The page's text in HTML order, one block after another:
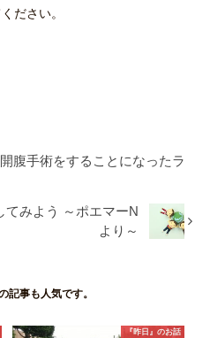
ださい。
腹手術をすることになったラ
てみよう ～ポエマーN
より～
記事も人気です。
『昨日』のお話